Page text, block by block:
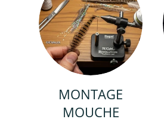
MONTAGE
MOUCHE